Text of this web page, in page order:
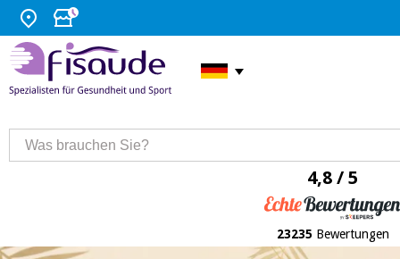
4,8 / 5
23235 Bewertungen